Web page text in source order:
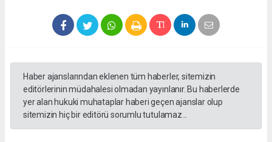
Haber ajanslarından eklenen tüm haberler, sitemizin
editörlerinin müdahalesi olmadan yayınlanır. Bu haberlerde
yer alan hukuki muhataplar haberi geçen ajanslar olup
sitemizin hiç bir editörü sorumlu tutulamaz...